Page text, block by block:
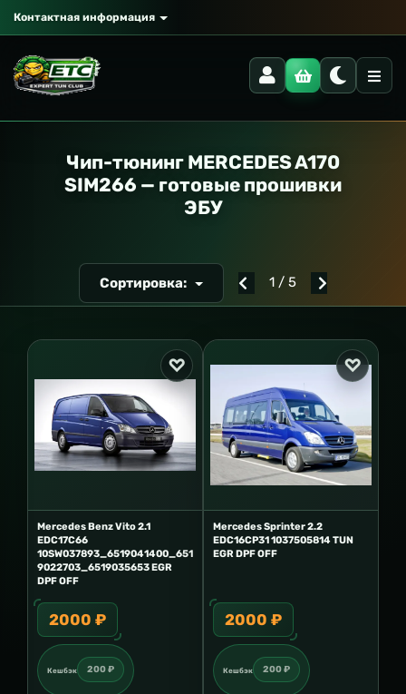
Контактная информация
Чип-тюнинг MERCEDES A170
SIM266 — готовые прошивки
ЭБУ
Сортировка: 1 / 5
Mercedes Benz Vito 2.1
EDC17C66
10SW037893_6519041400_651
9022703_6519035653 EGR
DPF OFF
2000 ₽
Кешбэк 200 ₽
Mercedes Sprinter 2.2
EDC16CP31 1037505814 TUN
EGR DPF OFF
2000 ₽
Кешбэк 200 ₽